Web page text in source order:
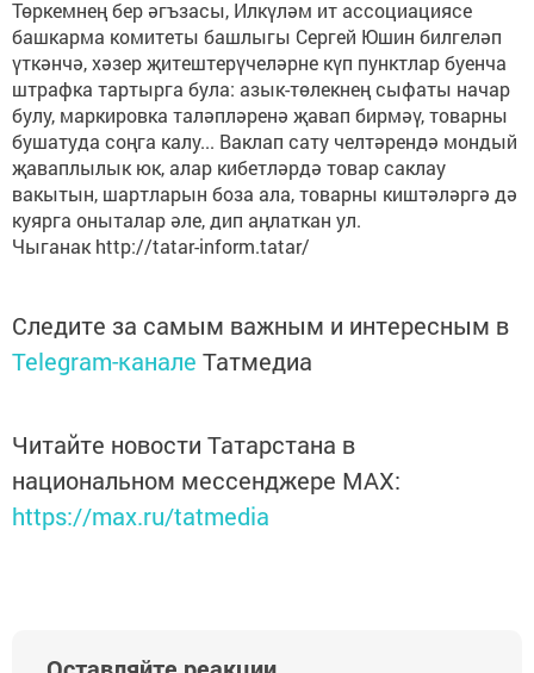
Төркемнең бер әгъзасы, Илкүләм ит ассоциациясе
башкарма комитеты башлыгы Сергей Юшин билгеләп
үткәнчә, хәзер җитештерүчеләрне күп пунктлар буенча
штрафка тартырга була: азык-төлекнең сыфаты начар
булу, маркировка таләпләренә җавап бирмәү, товарны
бушатуда соңга калу... Ваклап сату челтәрендә мондый
җаваплылык юк, алар кибетләрдә товар саклау
вакытын, шартларын боза ала, товарны киштәләргә дә
куярга оныталар әле, дип аңлаткан ул.
Чыганак http://tatar-inform.tatar/
Следите за самым важным и интересным в
Telegram-канале Татмедиа
Читайте новости Татарстана в
национальном мессенджере MАХ:
https://max.ru/tatmedia